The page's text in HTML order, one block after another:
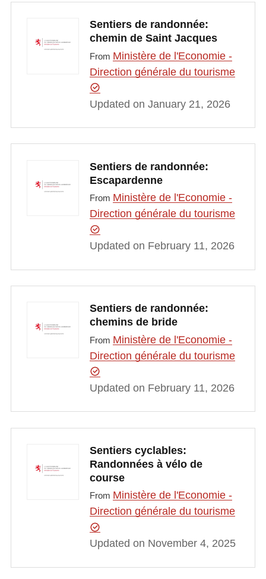
Sentiers de randonnée:
chemin de Saint Jacques
From Ministère de l'Economie -
Direction générale du tourisme
Updated on January 21, 2026
Sentiers de randonnée:
Escapardenne
From Ministère de l'Economie -
Direction générale du tourisme
Updated on February 11, 2026
Sentiers de randonnée:
chemins de bride
From Ministère de l'Economie -
Direction générale du tourisme
Updated on February 11, 2026
Sentiers cyclables:
Randonnées à vélo de
course
From Ministère de l'Economie -
Direction générale du tourisme
Updated on November 4, 2025